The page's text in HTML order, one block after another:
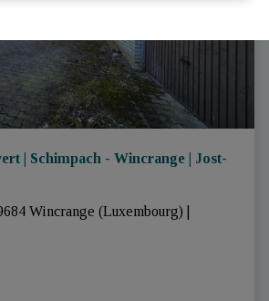
| Schimpach - Wincrange | Jost-
Wincrange (Luxembourg)